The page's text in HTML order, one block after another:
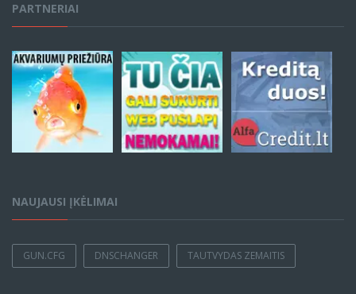
PARTNERIAI
NAUJAUSI ĮKĖLIMAI
GUN.CFG DNSCHANGER TAUTVYDAS ZEMAITIS